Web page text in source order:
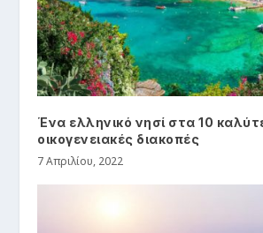
Ένα ελληνικό νησί στα 10
οικογενειακές διακοπές
7 Απριλίου, 2022